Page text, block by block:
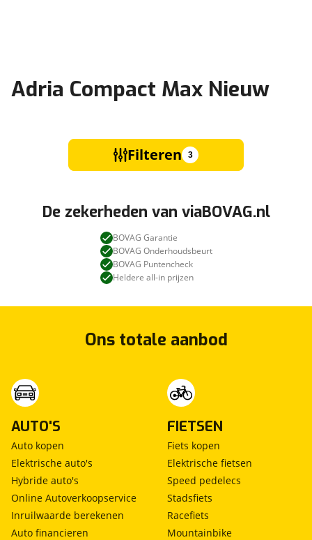
Adria Compact Max Nieuw
Filteren 3
De zekerheden van viaBOVAG.nl
BOVAG Garantie
BOVAG Onderhoudsbeurt
BOVAG Puntencheck
Heldere all-in prijzen
Ons totale aanbod
AUTO'S
Auto kopen
Elektrische auto's
Hybride auto's
Online Autoverkoopservice
Inruilwaarde berekenen
Auto financieren
FIETSEN
Fiets kopen
Elektrische fietsen
Speed pedelecs
Stadsfiets
Racefiets
Mountainbike